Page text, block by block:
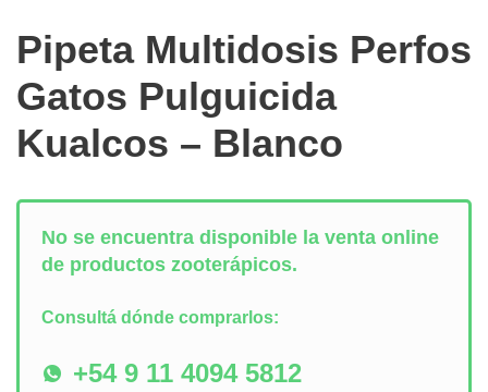
Pipeta Multidosis Perfos
Gatos Pulguicida
Kualcos – Blanco
No se encuentra disponible la venta online
de productos zooterápicos.
Consultá dónde comprarlos:
+54 9 11 4094 5812